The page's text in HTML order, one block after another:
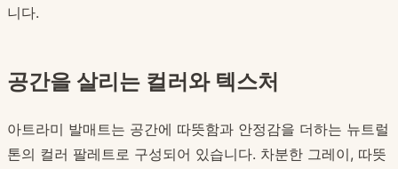
니다.
공간을 살리는 컬러와 텍스처
아트라미 발매트는 공간에 따뜻함과 안정감을 더하는 뉴트럴
톤의 컬러 팔레트로 구성되어 있습니다. 차분한 그레이, 따뜻